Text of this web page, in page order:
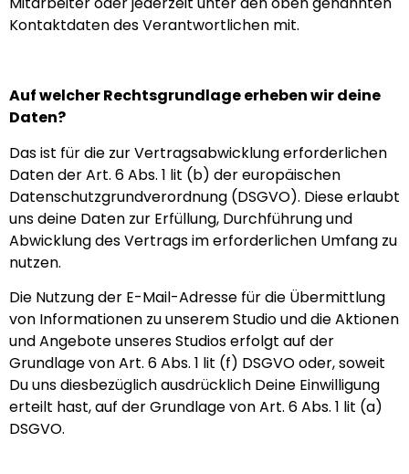
Kontaktdaten des Verantwortlichen mit.
Auf welcher Rechtsgrundlage erheben wir deine
Daten?
Das ist für die zur Vertragsabwicklung erforderlichen
Daten der Art. 6 Abs. 1 lit (b) der europäischen
Datenschutzgrundverordnung (DSGVO). Diese erlaubt
uns deine Daten zur Erfüllung, Durchführung und
Abwicklung des Vertrags im erforderlichen Umfang zu
nutzen.
Die Nutzung der E-Mail-Adresse für die Übermittlung
von Informationen zu unserem Studio und die Aktionen
und Angebote unseres Studios erfolgt auf der
Grundlage von Art. 6 Abs. 1 lit (f) DSGVO oder, soweit
Du uns diesbezüglich ausdrücklich Deine Einwilligung
erteilt hast, auf der Grundlage von Art. 6 Abs. 1 lit (a)
DSGVO.